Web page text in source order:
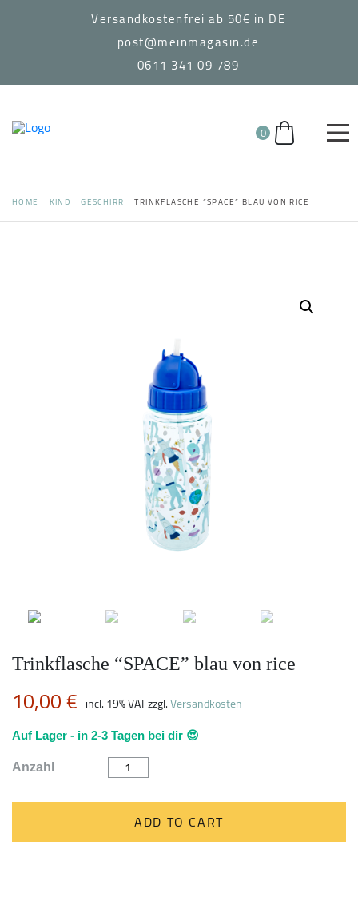
Versandkostenfrei ab 50€ in DE
post@meinmagasin.de
0611 341 09 789
0
HOME KIND GESCHIRR TRINKFLASCHE “SPACE” BLAU VON RICE
Trinkflasche “SPACE” blau von rice
10,00€ incl. 19% VATzzgl.Versandkosten
Auf Lager - in 2-3 Tagen bei dir 😍
Anzahl
Trinkflasche
"SPACE"
von
quantityADD TO CART